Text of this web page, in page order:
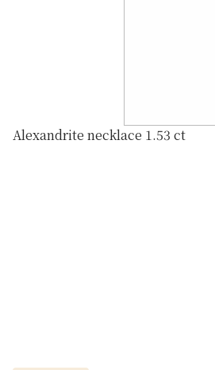
Alexandrite necklace 1.53 ct